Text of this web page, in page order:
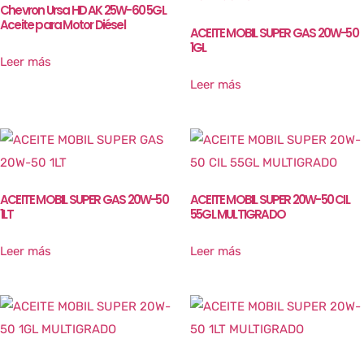
Chevron Ursa HD AK 25W-60 5GL
Aceite para Motor Diésel
Leer más
ACEITE MOBIL SUPER GAS 20W-50
1GL
Leer más
ACEITE MOBIL SUPER GAS 20W-50
1LT
Leer más
ACEITE MOBIL SUPER 20W-50 CIL
55GL MULTIGRADO
Leer más